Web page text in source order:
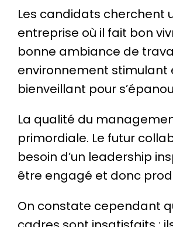
Les candidats cherchent
entreprise où il fait bon
bonne ambiance de
environnement stimulant
bienveillant pour
La qualité du
primordiale. Le futur
besoin d’un leadership
être engagé et donc
On constate cependant